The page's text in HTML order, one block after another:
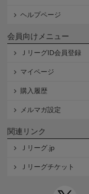
ヘルプページ
会員向けメニュー
ＪリーグID会員登録
マイページ
購入履歴
メルマガ設定
関連リンク
Ｊリーグ.jp
Ｊリーグチケット